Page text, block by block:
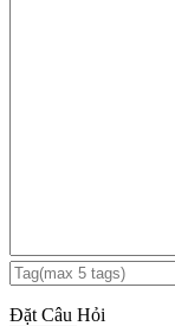
Đặt Câu Hỏi